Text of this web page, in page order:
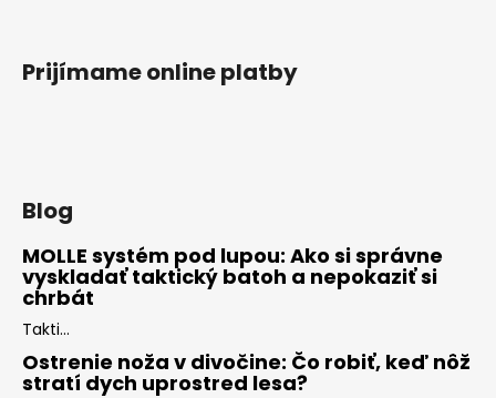
Prijímame online platby
Blog
MOLLE systém pod lupou: Ako si správne
vyskladať taktický batoh a nepokaziť si
chrbát
Takti...
Ostrenie noža v divočine: Čo robiť, keď nôž
stratí dych uprostred lesa?